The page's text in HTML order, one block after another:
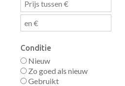
Conditie
Nieuw
Zo goed als nieuw
Gebruikt